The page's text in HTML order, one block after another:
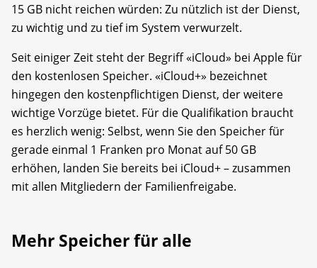
15 GB nicht reichen würden: Zu nützlich ist der Dienst,
zu wichtig und zu tief im System verwurzelt.
Seit einiger Zeit steht der Begriff «iCloud» bei Apple für
den kostenlosen Speicher. «iCloud+» bezeichnet
hingegen den kostenpflichtigen Dienst, der weitere
wichtige Vorzüge bietet. Für die Qualifikation braucht
es herzlich wenig: Selbst, wenn Sie den Speicher für
gerade einmal 1 Franken pro Monat auf 50 GB
erhöhen, landen Sie bereits bei iCloud+ – zusammen
mit allen Mitgliedern der Familienfreigabe.
Mehr Speicher für alle